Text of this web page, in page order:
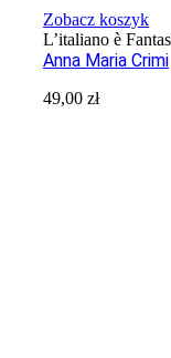
Zobacz koszyk
L’italiano è
Anna Maria Crimi
49,00zł